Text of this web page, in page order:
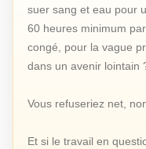
suer sang et eau pour
60 heures minimum
congé, pour la vague
dans un avenir lointain
Vous refuseriez net,
Et si le travail en